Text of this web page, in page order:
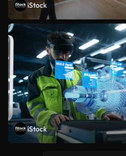
iStock
iStock